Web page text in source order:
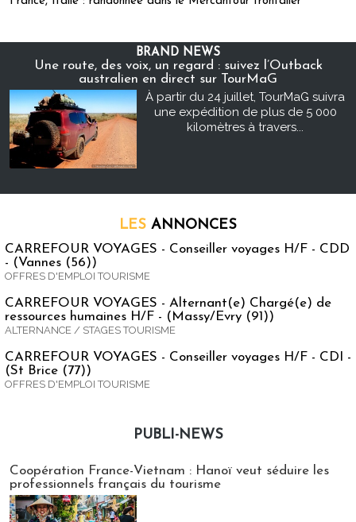
BRAND NEWS
Une route, des voix, un regard : suivez l’Outback
australien en direct sur TourMaG
À partir du 24 juillet, TourMaG suivra
une expédition de plus de 5 000
kilomètres à travers...
LES ANNONCES
CARREFOUR VOYAGES - Conseiller voyages H/F - CDD
- (Vannes (56))
OFFRES D'EMPLOI TOURISME
CARREFOUR VOYAGES - Alternant(e) Chargé(e) de
ressources humaines H/F - (Massy/Evry (91))
ALTERNANCE / STAGES TOURISME
CARREFOUR VOYAGES - Conseiller voyages H/F - CDI -
(St Brice (77))
OFFRES D'EMPLOI TOURISME
PUBLI-NEWS
Coopération France-Vietnam : Hanoï veut séduire les
professionnels français du tourisme